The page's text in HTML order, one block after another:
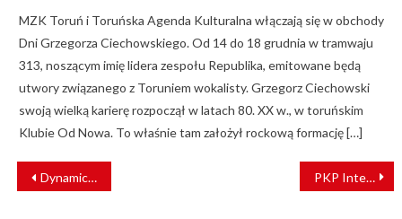
MZK Toruń i Toruńska Agenda Kulturalna włączają się w obchody
Dni Grzegorza Ciechowskiego. Od 14 do 18 grudnia w tramwaju
313, noszącym imię lidera zespołu Republika, emitowane będą
utwory związanego z Toruniem wokalisty. Grzegorz Ciechowski
swoją wielką karierę rozpoczął w latach 80. XX w., w toruńskim
Klubie Od Nowa. To właśnie tam założył rockową formację […]
NAWIGACJA
WPISU
Dynamiczny rozwój – doświadczenia i plany na rozwój PKP Intercity Remtrak [WYWIAD] PKP Intercity Remtrak rozpoczyna współpracę z Grupą Hitachi [ZDJĘCIA]